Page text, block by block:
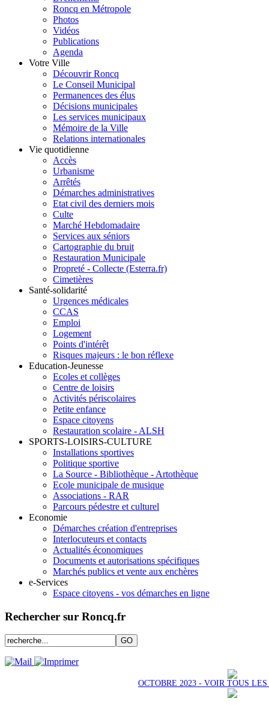
Roncq en Métropole
Photos
Vidéos
Publications
Agenda
Votre Ville
Découvrir Roncq
Le Conseil Municipal
Permanences des élus
Décisions municipales
Les services municipaux
Mémoire de la Ville
Relations internationales
Vie quotidienne
Accès
Urbanisme
Arrêtés
Démarches administratives
Etat civil des derniers mois
Culte
Marché Hebdomadaire
Services aux séniors
Cartographie du bruit
Restauration Municipale
Propreté - Collecte (Esterra.fr)
Cimetières
Santé-solidarité
Urgences médicales
CCAS
Emploi
Logement
Points d'intérêt
Risques majeurs : le bon réflexe
Education-Jeunesse
Ecoles et collèges
Centre de loisirs
Activités périscolaires
Petite enfance
Espace citoyens
Restauration scolaire - ALSH
SPORTS-LOISIRS-CULTURE
Installations sportives
Politique sportive
La Source - Bibliothèque - Artothèque
Ecole municipale de musique
Associations - RAR
Parcours pédestre et culturel
Economie
Démarches création d'entreprises
Interlocuteurs et contacts
Actualités économiques
Documents et autorisations spécifiques
Marchés publics et vente aux enchères
e-Services
Espace citoyens - vos démarches en ligne
Rechercher sur Roncq.fr
OCTOBRE 2023 - VOIR TOUS